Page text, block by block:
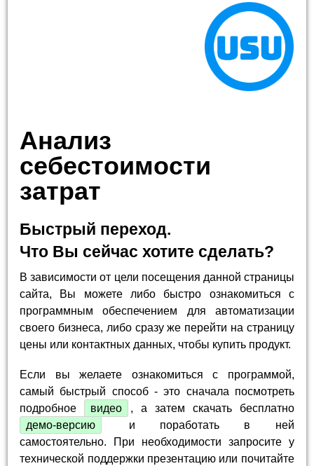
Анализ
себестоимости
затрат
Быстрый переход.
Что Вы сейчас хотите сделать?
В зависимости от цели посещения данной страницы
сайта, Вы можете либо быстро ознакомиться с
программным обеспечением для автоматизации
своего бизнеса, либо сразу же перейти на страницу
цены или контактных данных, чтобы купить продукт.
Если вы желаете ознакомиться с программой,
самый быстрый способ - это сначала посмотреть
подробное
видео
, а затем скачать бесплатно
демо-версию
и поработать в ней
самостоятельно. При необходимости запросите у
технической поддержки презентацию или почитайте